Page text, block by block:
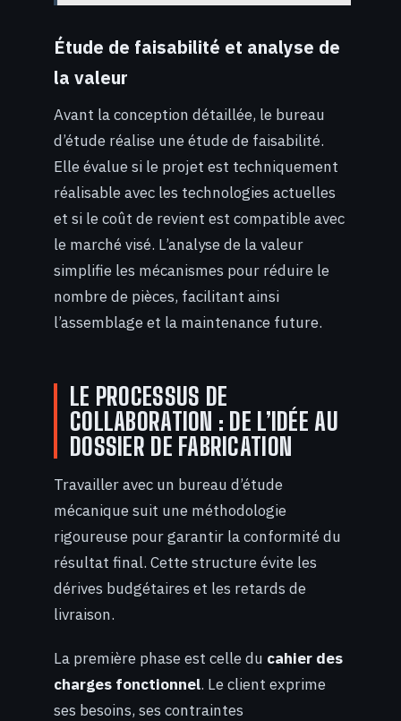
Étude de faisabilité et analyse de
la valeur
Avant la conception détaillée, le bureau
d’étude réalise une étude de faisabilité.
Elle évalue si le projet est techniquement
réalisable avec les technologies actuelles
et si le coût de revient est compatible avec
le marché visé. L’analyse de la valeur
simplifie les mécanismes pour réduire le
nombre de pièces, facilitant ainsi
l’assemblage et la maintenance future.
LE PROCESSUS DE
COLLABORATION : DE L’IDÉE AU
DOSSIER DE FABRICATION
Travailler avec un bureau d’étude
mécanique suit une méthodologie
rigoureuse pour garantir la conformité du
résultat final. Cette structure évite les
dérives budgétaires et les retards de
livraison.
La première phase est celle du cahier des
charges fonctionnel. Le client exprime
ses besoins, ses contraintes